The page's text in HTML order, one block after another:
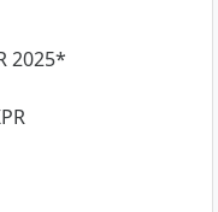
2025*